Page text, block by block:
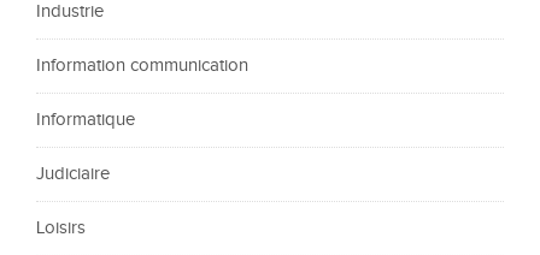
Industrie
Information communication
Informatique
Judiciaire
Loisirs